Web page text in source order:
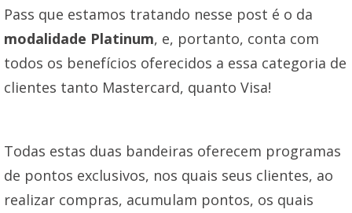
Pass que estamos tratando nesse post é o da
modalidade Platinum, e, portanto, conta com
todos os benefícios oferecidos a essa categoria de
clientes tanto Mastercard, quanto Visa!
Todas estas duas bandeiras oferecem programas
de pontos exclusivos, nos quais seus clientes, ao
realizar compras, acumulam pontos, os quais